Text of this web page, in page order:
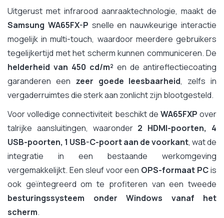
Uitgerust met infrarood aanraaktechnologie, maakt de
Samsung WA65FX-P snelle en nauwkeurige interactie
mogelijk in multi-touch, waardoor meerdere gebruikers
tegelijkertijd met het scherm kunnen communiceren. De
helderheid van 450 cd/m² en de antireflectiecoating
garanderen een zeer goede leesbaarheid, zelfs in
vergaderruimtes die sterk aan zonlicht zijn blootgesteld.
Voor volledige connectiviteit beschikt de WA65FXP over
talrijke aansluitingen, waaronder 2 HDMI-poorten, 4
USB-poorten, 1 USB-C-poort aan de voorkant, wat de
integratie in een bestaande werkomgeving
vergemakkelijkt. Een sleuf voor een OPS-formaat PCis
ook geïntegreerd om te profiteren van een tweede
besturingssysteem onder Windows vanaf het
scherm.